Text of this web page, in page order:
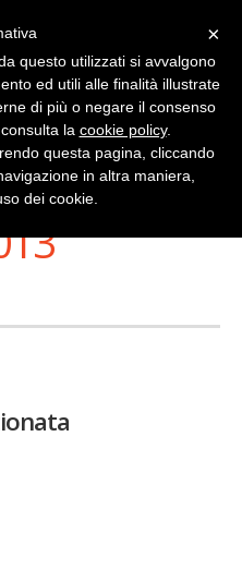
×
questo utilizzati si avvalgono
ed utili alle finalità illustrate
di più o negare il consenso
la cookie policy.
questa pagina, cliccando
in altra maniera,
dei cookie.